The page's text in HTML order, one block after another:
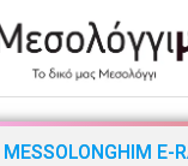
MESSOLONGHIM E-